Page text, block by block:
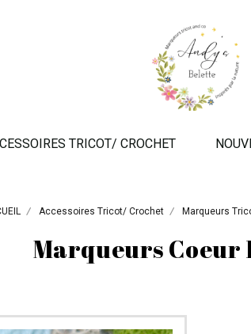
TRICOT/ CROCHET
Accessoires Tricot/ Crochet Marqueurs
Marqueurs Coeur